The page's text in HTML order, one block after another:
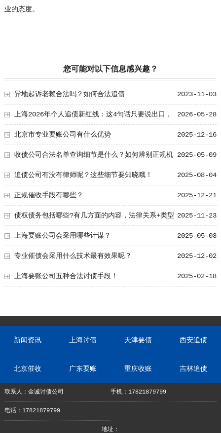
业的态度。
您可能对以下信息感兴趣？
2023-11-03
异地起诉老赖合法吗？如何合法追债
2026-05-28
上海2026年个人追债新红线：这4句话只要说出口，
债没要来先违法 2025-12-16
北京市专业要账公司有什么优势
2025-05-09
收债公司合法名单查询细节是什么？如何辨别正规机
构？ 2025-08-04
追债公司有没有律师呢？这些细节要知晓哦！
2025-12-21
正规催收手段有哪些？
2025-11-23
债权债务包括哪些?有几方面的内容，法律关系+类型
详析 2025-05-03
上海要账公司会采用哪些计谋？
2025-12-02
专业催债会采用什么技术最有效果呢？
2025-02-18
上海要账公司五种合法讨债手段！
新闻资讯 上海讨债 天津要债 西安追债
北京催收 广东要账 重庆收账 吉林追债
联系人：金诚讨债公司 手机：17821879799
电话：17821879799
地址：